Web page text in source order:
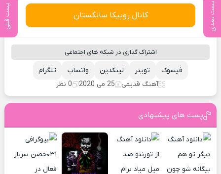
پست بعدی پست قبلی کانال روبیکا سانگستان
اشتراک گذاری در شبکه های اجتماعی
تلگرام واتساپ لینکدین تویتر
فیسوک
آهنگ قدیمی
25 می 2020 0 نظر
پست های پیشنهادی